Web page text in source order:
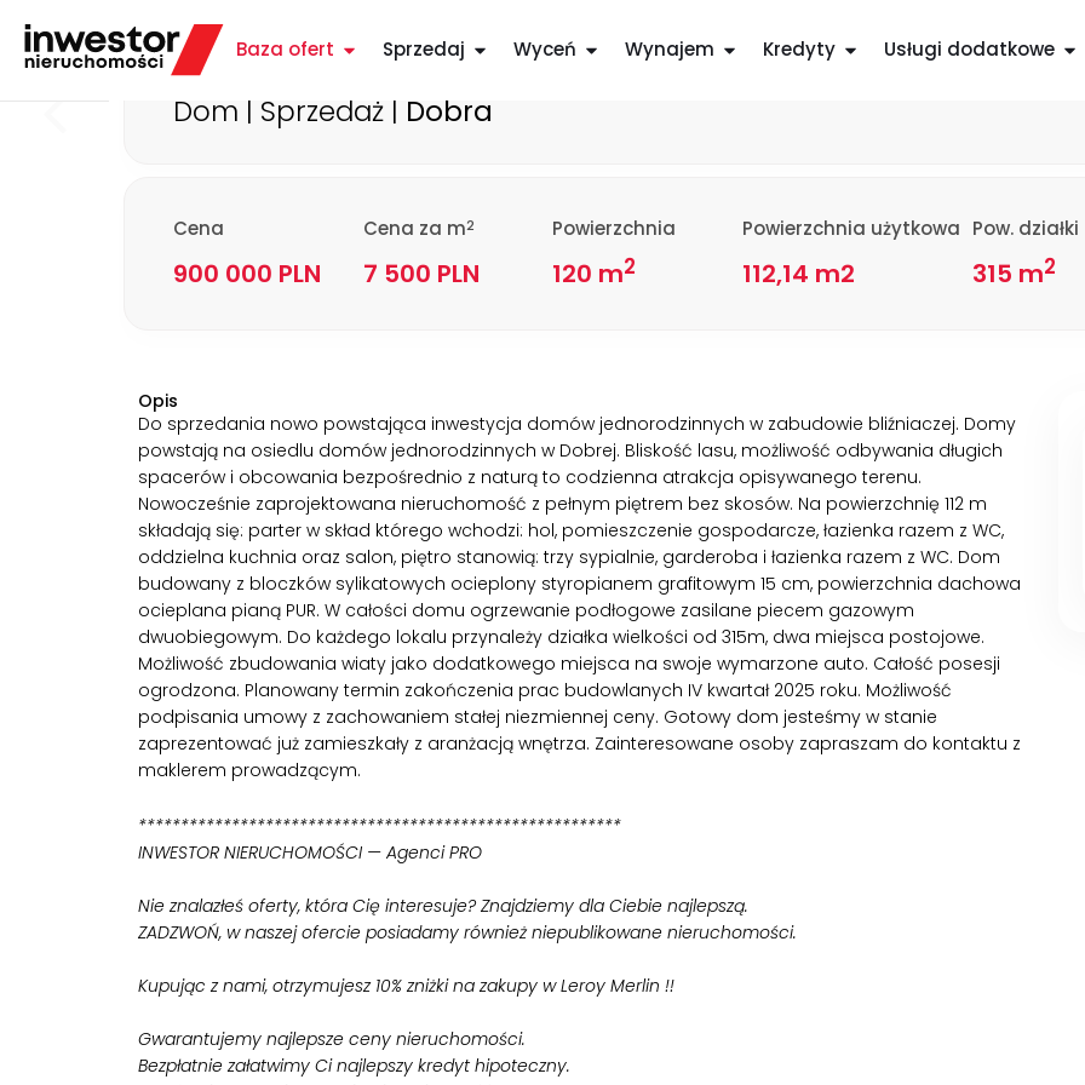
Baza ofert Sprzedaj Wyceń Wynajem Kredyty Usługi dodatkowe
Nowoczesne bliźniaki W Dobrej
Dom | Sprzedaż | Dobra
Cena
900 000 PLN
Cena za m2
7 500 PLN
Powierzchnia
120 m2
Powierzchnia użytkowa
112,14 m2
Pow. działki
315 m2
Opis
Do sprzedania nowo powstająca inwestycja domów jednorodzinnych w zabudowie bliźniaczej. Domy
powstają na osiedlu domów jednorodzinnych w Dobrej. Bliskość lasu, możliwość odbywania długich
spacerów i obcowania bezpośrednio z naturą to codzienna atrakcja opisywanego terenu.
Nowocześnie zaprojektowana nieruchomość z pełnym piętrem bez skosów. Na powierzchnię 112 m
składają się: parter w skład którego wchodzi: hol, pomieszczenie gospodarcze, łazienka razem z WC,
oddzielna kuchnia oraz salon, piętro stanowią: trzy sypialnie, garderoba i łazienka razem z WC. Dom
budowany z bloczków sylikatowych ocieplony styropianem grafitowym 15 cm, powierzchnia dachowa
ocieplana pianą PUR. W całości domu ogrzewanie podłogowe zasilane piecem gazowym
dwuobiegowym. Do każdego lokalu przynależy działka wielkości od 315m, dwa miejsca postojowe.
Możliwość zbudowania wiaty jako dodatkowego miejsca na swoje wymarzone auto. Całość posesji
ogrodzona. Planowany termin zakończenia prac budowlanych IV kwartał 2025 roku. Możliwość
podpisania umowy z zachowaniem stałej niezmiennej ceny. Gotowy dom jesteśmy w stanie
zaprezentować już zamieszkały z aranżacją wnętrza. Zainteresowane osoby zapraszam do kontaktu z
maklerem prowadzącym.
*********************************************************
INWESTOR NIERUCHOMOŚCI — Agenci PRO
Nie znalazłeś oferty, która Cię interesuje? Znajdziemy dla Ciebie najlepszą.
ZADZWOŃ, w naszej ofercie posiadamy również niepublikowane nieruchomości.
Kupując z nami, otrzymujesz 10% zniżki na zakupy w Leroy Merlin !!
Gwarantujemy najlepsze ceny nieruchomości.
Bezpłatnie załatwimy Ci najlepszy kredyt hipoteczny.